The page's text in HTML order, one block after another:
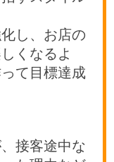
し、お店の
くなるよ
て目標達成
接客途中な